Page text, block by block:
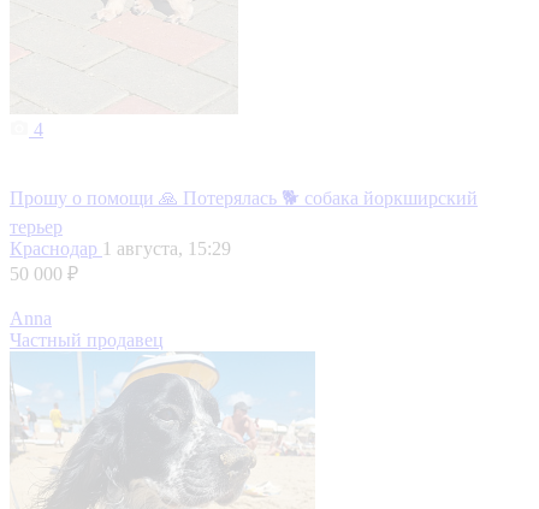
4
Прошу о помощи 🙏 Потерялась 🐕 собака йоркширский
терьер
Краснодар 1 августа, 15:29
50 000 ₽
Anna
Частный продавец